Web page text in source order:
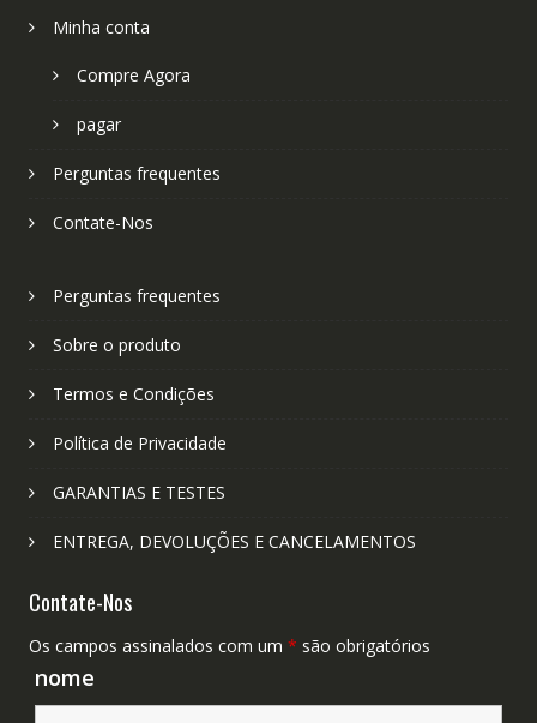
Minha conta
Compre Agora
pagar
Perguntas frequentes
Contate-Nos
Perguntas frequentes
Sobre o produto
Termos e Condições
Política de Privacidade
GARANTIAS E TESTES
ENTREGA, DEVOLUÇÕES E CANCELAMENTOS
Contate-Nos
Os campos assinalados com um * são obrigatórios
nome